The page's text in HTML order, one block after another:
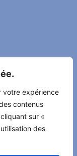
votre expérience
contenus
sur «
des